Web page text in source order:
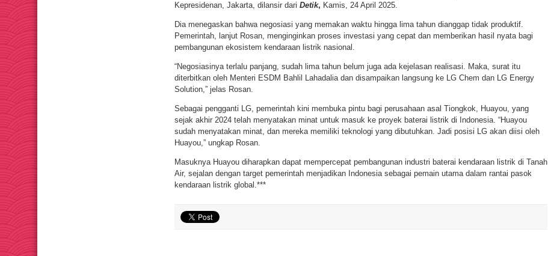
Kepresidenan, Jakarta, dilansir dari Detik, Kamis, 24 April 2025.
Dia menegaskan bahwa negosiasi yang memakan waktu hingga lima tahun dianggap tidak produktif.
Pemerintah, lanjut Rosan, menginginkan proses investasi yang cepat dan memberikan hasil nyata bagi
pembangunan ekosistem kendaraan listrik nasional.
“Negosiasinya terlalu panjang, sudah lima tahun belum juga ada kejelasan realisasi. Maka, surat itu
diterbitkan oleh Menteri ESDM Bahlil Lahadalia dan disampaikan langsung ke LG Chem dan LG Energy
Solution,” jelas Rosan.
Sebagai pengganti LG, pemerintah kini membuka pintu bagi perusahaan asal Tiongkok, Huayou, yang
sejak akhir 2024 telah menyatakan minat untuk masuk ke proyek baterai listrik di Indonesia. “Huayou
sudah menyatakan minat, dan mereka memiliki teknologi yang dibutuhkan. Jadi posisi LG akan diisi oleh
Huayou,” ungkap Rosan.
Masuknya Huayou diharapkan dapat mempercepat pembangunan industri baterai kendaraan listrik di Tanah
Air, sejalan dengan target pemerintah menjadikan Indonesia sebagai pemain utama dalam rantai pasok
kendaraan listrik global.***